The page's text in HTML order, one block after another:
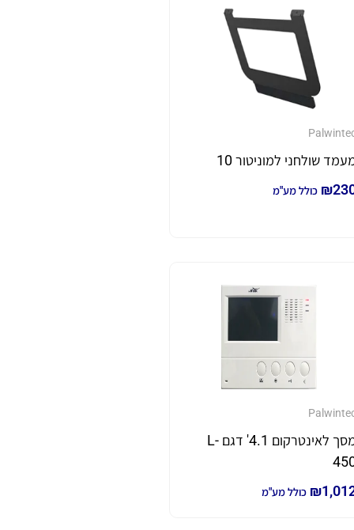
שולחני למוניטור 10
₪ כולל מע"מ
מסך לאינטרקום 4.1' דגם L-
₪ כולל מע"מ